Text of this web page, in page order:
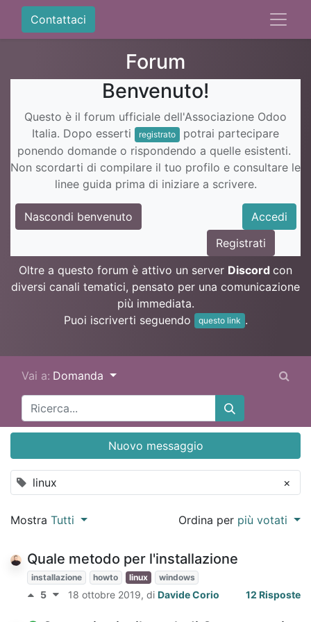
Contattaci
Forum
Benvenuto!
Questo è il forum ufficiale dell'Associazione Odoo
Italia. Dopo esserti
registrato
potrai partecipare
ponendo domande o rispondendo a quelle esistenti.
Non scordarti di compilare il tuo profilo e consultare le
linee guida prima di iniziare a scrivere.
Nascondi benvenuto
Accedi
Registrati
Oltre a questo forum è attivo un server Discord con
diversi canali tematici, pensato per una comunicazione
più immediata.
Puoi iscriverti seguendo
questo link .
Vai a: Domanda
linux ×
Nuovo messaggio
Mostra Tutti Ordina per più votati
Quale metodo per l'installazione
installazione howto linux windows
5 18 ottobre 2019, di Davide Corio 12 Risposte